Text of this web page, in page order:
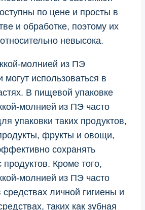
по цене и просты в
и обработке, поэтому их
невысока.
молнией из ПЭ
использоваться в
В пищевой упаковке
молнией из ПЭ часто
упаковки таких продуктов,
фрукты и овощи,
сохранять
продуктов. Кроме того,
молнией из ПЭ часто
средствах личной гигиены и
таких как зубная